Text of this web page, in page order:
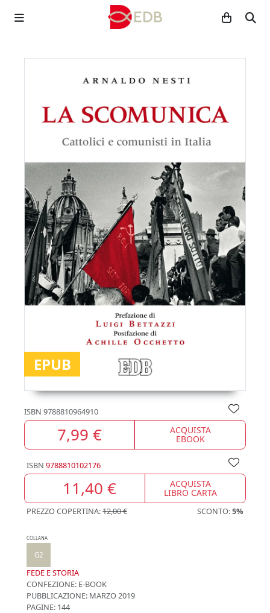
EPUB
ISBN 9788810964910
7,99 € ACQUISTA
EBOOK
ISBN 9788810102176
11,40 € ACQUISTA
LIBRO CARTA
PREZZO COPERTINA:12,00 € SCONTO:5%
COLLANA
G2
FEDE E STORIA
CONFEZIONE: E-BOOK
PUBBLICAZIONE: MARZO 2019
PAGINE: 144